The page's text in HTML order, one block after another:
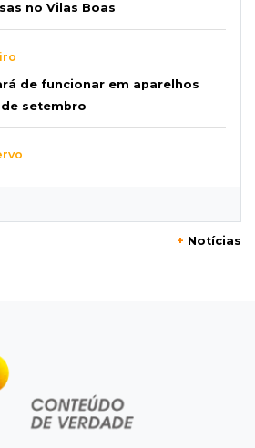
no Vilas Boas
de funcionar em aparelhos
setembro
com 909 novas
carro parado, perde
no Jardim Antártica
+ Notícias